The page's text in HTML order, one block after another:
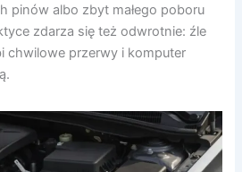
pinów albo zbyt małego poboru
zdarza się też odwrotnie: źle
chwilowe przerwy i komputer